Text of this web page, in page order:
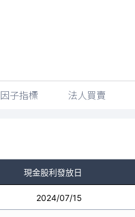
因子指標 法人買賣
現金股利發放日
2024/07/15